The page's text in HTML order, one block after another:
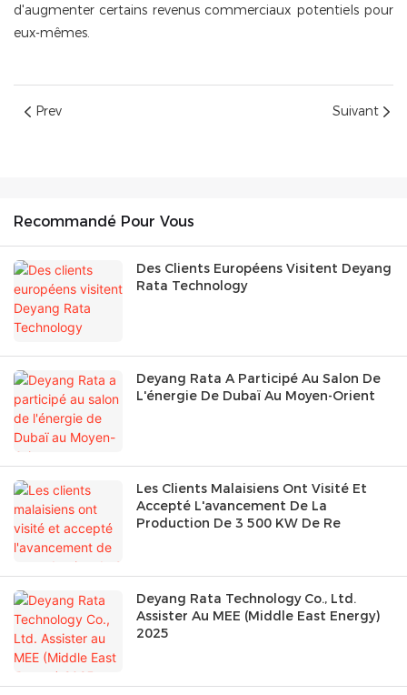
d'augmenter certains revenus commerciaux potentiels pour
eux-mêmes.
Prev Suivant
Recommandé Pour Vous
Des Clients Européens Visitent Deyang
Rata Technology
Deyang Rata A Participé Au Salon De
L'énergie De Dubaï Au Moyen-Orient
Les Clients Malaisiens Ont Visité Et
Accepté L'avancement De La
Production De 3 500 KW De Re
Deyang Rata Technology Co., Ltd.
Assister Au MEE (Middle East Energy)
2025